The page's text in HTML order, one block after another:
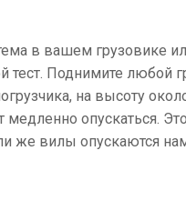
в вашем грузовике
тест. Поднимите любой
на высоту
опускаться.
же вилы опускаются